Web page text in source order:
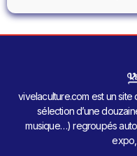
vivelaculture.com est un
sélection d’une
musique…) regroupés